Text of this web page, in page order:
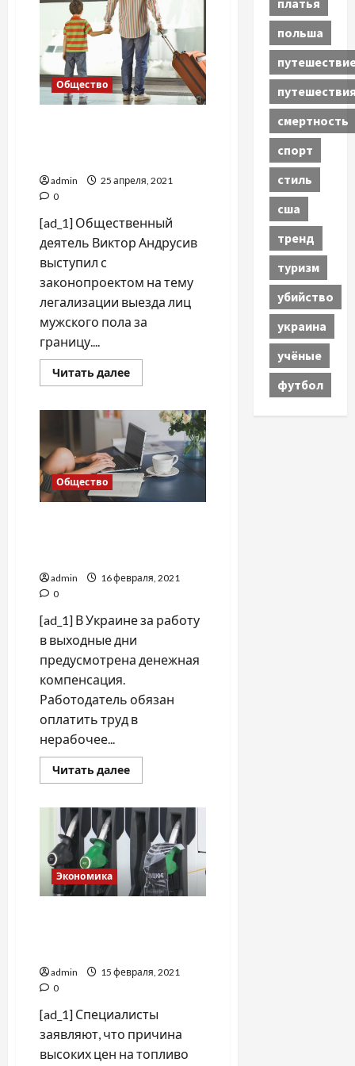
олигархах:
плюсы
и
минусы
документа
Общество
admin
25 апреля, 2021
0
[ad_1] Общественный
деятель Виктор Андрусив
выступил с
законопроектом на тему
легализации выезда лиц
мужского пола за
границу....
Читать далееПрочитать
больше
Украине
предложили
легальный
способ
выезда
мужчин
за
границу
Общество
admin
16 февраля, 2021
0
[ad_1] В Украине за работу
в выходные дни
предусмотрена денежная
компенсация.
Работодатель обязан
оплатить труд в
нерабочее...
Читать далееПрочитать
больше
в
выходные
дни:
как
получить
компенсацию
Экономика
admin
15 февраля, 2021
0
[ad_1] Специалисты
заявляют, что причина
высоких цен на топливо
платья
польша
смертность
спорт
стиль
сша
тренд
туризм
убийство
украина
учёные
футбол